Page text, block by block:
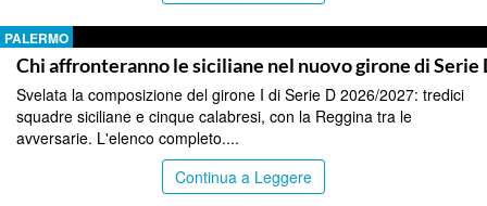
PALERMO
Chi affronteranno le siciliane nel nuovo girone di Serie
Svelata la composizione del girone I di Serie D 2026/2027: tredici
squadre siciliane e cinque calabresi, con la Reggina tra le
avversarie. L'elenco completo....
Continua a Leggere